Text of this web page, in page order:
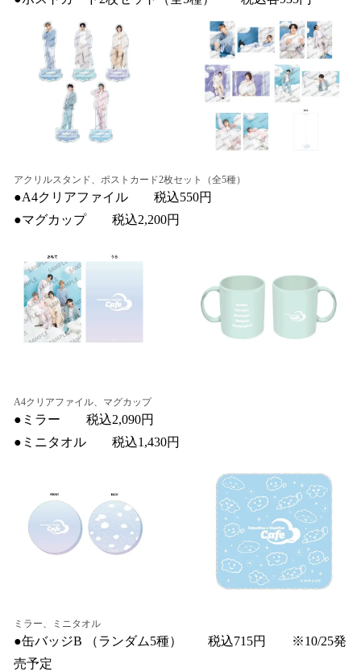
アクリルスタンド、ポストカード2枚セット（全5種）
●A4クリアファイル 税込550円
●マグカップ 税込2,200円
A4クリアファイル、マグカップ
●ミラー 税込2,090円
●ミニタオル 税込1,430円
ミラー、ミニタオル
●缶バッジB （ランダム5種） 税込715円 ※10/25発
売予定